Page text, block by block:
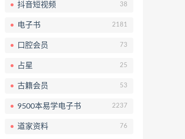
抖音短视频 38
电子书 2181
口腔会员 73
占星 25
古籍会员 53
9500本易学电子书 2237
道家资料 76